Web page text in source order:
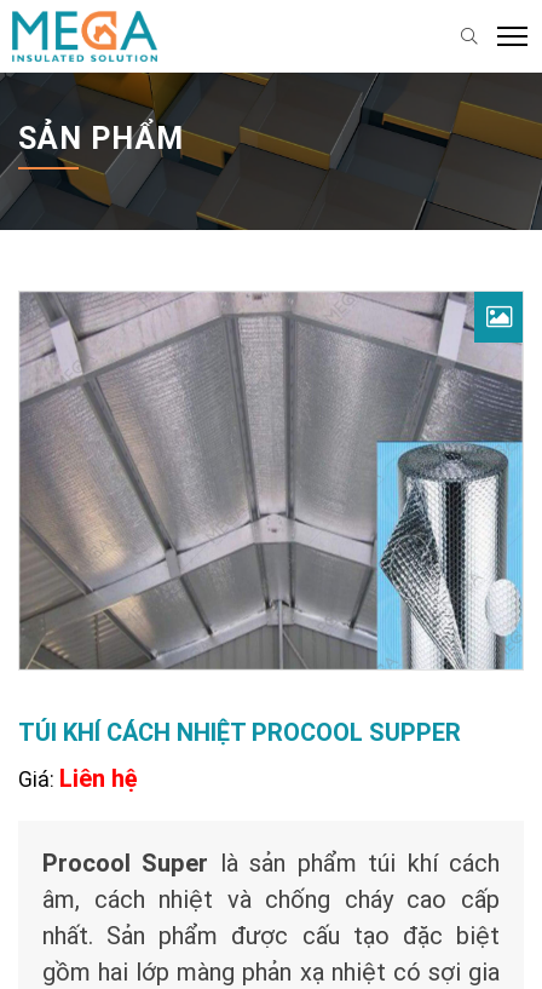
SẢN PHẨM
TÚI KHÍ CÁCH NHIỆT PROCOOL SUPPER
Giá: Liên hệ
Procool Super là sản phẩm túi khí cách
âm, cách nhiệt và chống cháy cao cấp
nhất. Sản phẩm được cấu tạo đặc biệt
gồm hai lớp màng phản xạ nhiệt có sợi gia